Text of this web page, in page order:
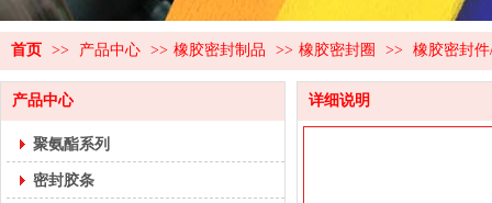
首页 >> 产品中心 >> 橡胶密封制品 >> 橡胶密封圈 >> 橡胶密封
产品中心
聚氨酯系列
密封胶条
详细说明